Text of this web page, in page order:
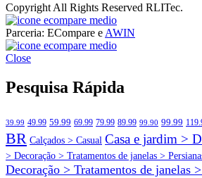
Copyright All Rights Reserved RLITec.
ECompare e EConomize nas Lojas dos
brasileiros
Parceria: ECompare e AWIN
brasileiros
Close
Pesquisa Rápida
39.99 49.99 59.99 69.99 79.99 89.99 99.90 99.99
BR Calçados > Casual Casa e jardim >
> Decoração > Tratamentos de janelas >
Decoração > Tratamentos de janelas